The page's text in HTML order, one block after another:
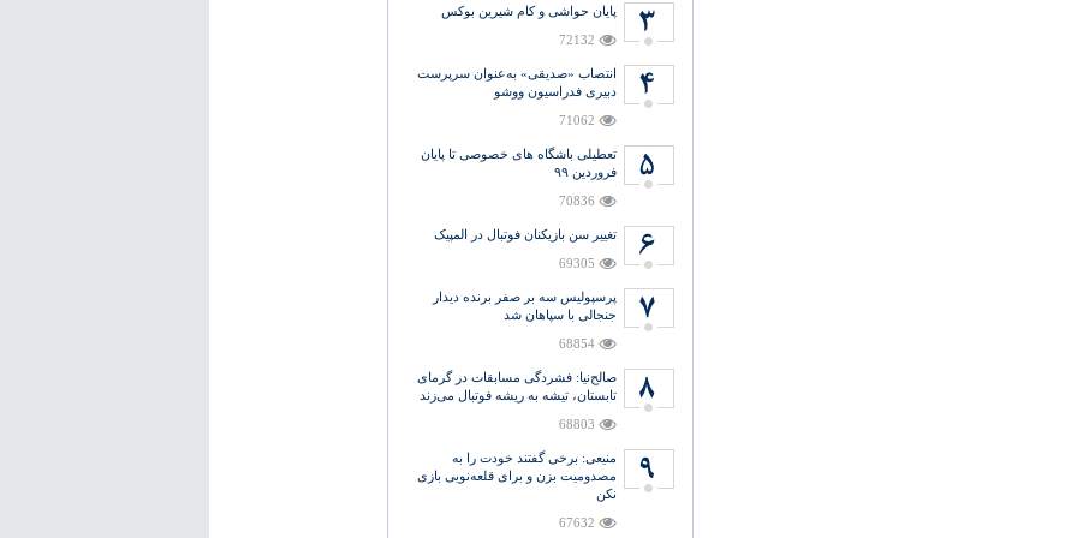
پایان حواشی و کام شیرین بوکس
72132
انتصاب «صدیقی» به‌عنوان سرپرست
دبیری فدراسیون ووشو
71062
تعطیلی باشگاه های خصوصی تا پایان
فروردین ۹۹
70836
تغییر سن بازیکنان فوتبال در المپیک
69305
پرسپولیس سه بر صفر برنده دیدار
جنجالی با سپاهان شد
68854
صالح‌نیا: فشردگی مسابقات در گرمای
تابستان، تیشه به ریشه فوتبال می‌زند
68803
منیعی‌: برخی گفتند خودت را به
مصدومیت بزن و برای قلعه‌نویی بازی
نکن
67632